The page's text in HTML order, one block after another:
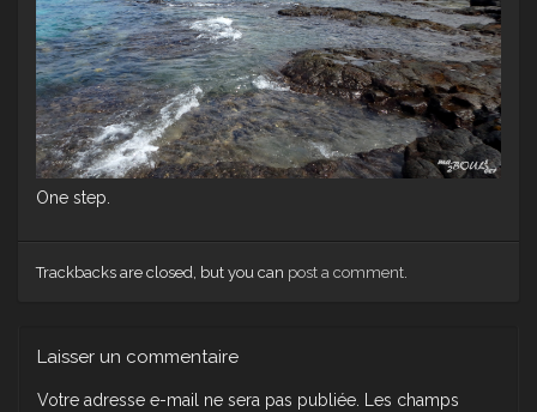
One step.
Trackbacks are closed, but you can post a comment.
Laisser un commentaire
Votre adresse e-mail ne sera pas publiée. Les champs